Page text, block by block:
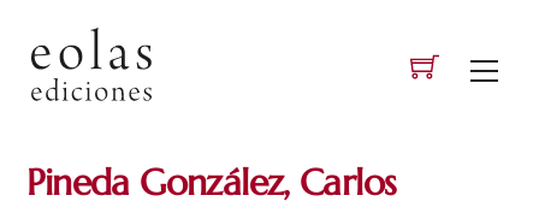
content
Pineda González, Carlos